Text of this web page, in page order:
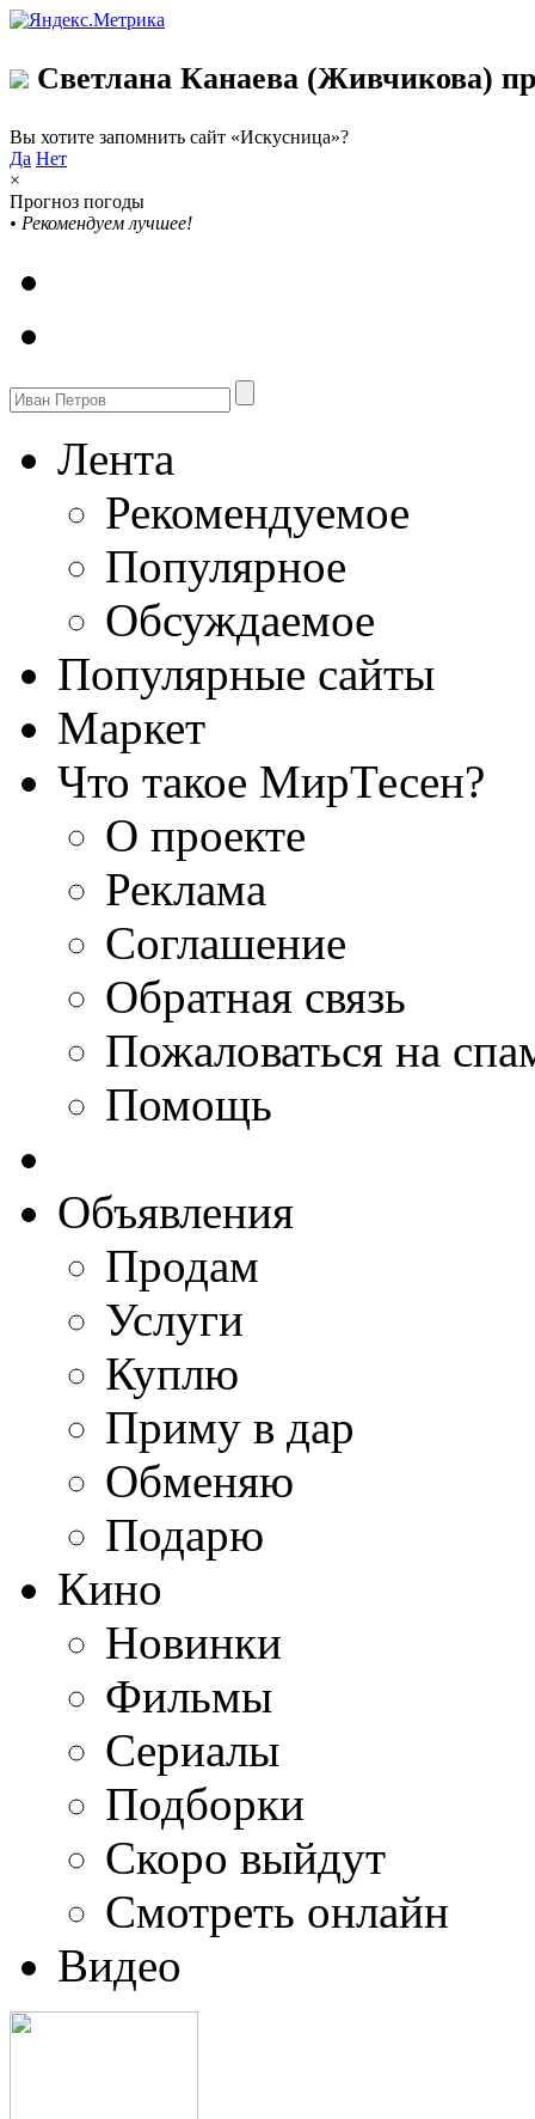
Светлана Канаева (Живчикова)
Вы хотите запомнить сайт «Искусница»?
Да Нет
×
Прогноз погоды
• Рекомендуем лучшее!
Лента
Рекомендуемое
Популярное
Обсуждаемое
Популярные сайты
Маркет
Что такое МирТесен?
О проекте
Реклама
Соглашение
Обратная связь
Пожаловаться на
Помощь
Объявления
Продам
Услуги
Куплю
Приму в дар
Обменяю
Подарю
Кино
Новинки
Фильмы
Сериалы
Подборки
Скоро выйдут
Смотреть онлайн
Видео